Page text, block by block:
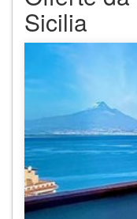
Sicilia